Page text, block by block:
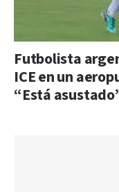
Futbolista
ICE en un
“Está